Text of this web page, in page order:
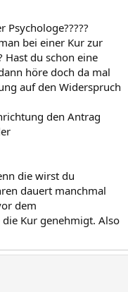
bei einer Kur zur
Hast du schon eine
höre doch da mal
auf den Widerspruch
den Antrag
die wirst du
dauert manchmal
dem
Kur genehmigt. Also